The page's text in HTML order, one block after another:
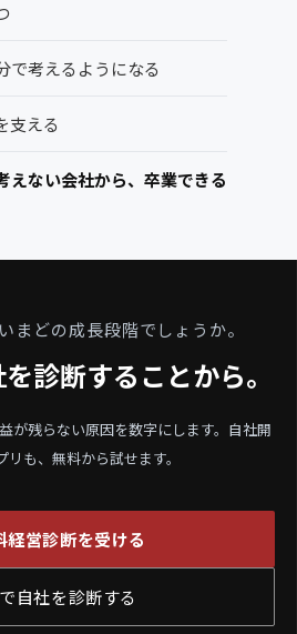
で考えるようになる
支える
えない会社から、卒業できる
まどの成長段階でしょうか。
診断することから。
が残らない原因を数字にします。 自社開
リも、無料から試せます。
経営診断を受ける
自社を診断する